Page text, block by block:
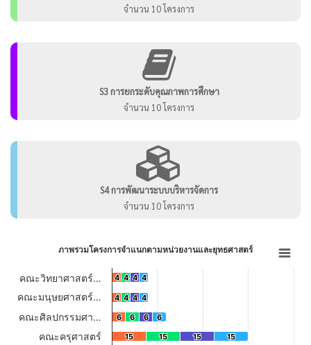
จำนวน 10 โครงการ
S3 การยกระดับคุณภาพการศึกษา
จำนวน 10 โครงการ
S4 การพัฒนาระบบบริหารจัดการ
จำนวน 10 โครงการ
ภาพรวมโครงการจำแนกตามหน่วยงานและยุทธศาสตร์
Bar chart with 4 data series.
View as data table, ภาพรวมโครงการจำแนกตามหน่วยงานและยุทธศาสตร์
The chart has 1 Y axis displaying โครงการ. Data ranges from 4 to 60.
ภาพรวมโครงการจำแนกตามหน่วยงานและยุทธศาสตร์
4
4
4
4
6
6
15
15
4
4
4
4
6
6
15
15
4
4
4
4
6
6
15
15
4
4
4
4
6
6
15
15
คณะวิทยาศาสตร์…
คณะมนุษยศาสตร์…
คณะศิลปกรรมศา…
คณะครุศาสตร์